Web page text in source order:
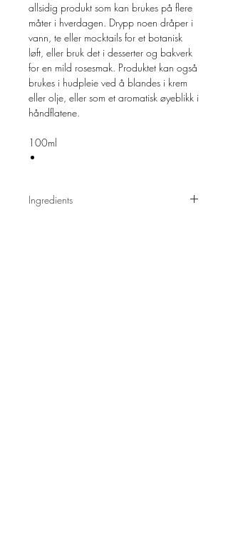
allsidig produkt som kan brukes på flere
måter i hverdagen. Drypp noen dråper i
vann, te eller mocktails for et botanisk
løft, eller bruk det i desserter og bakverk
for en mild rosesmak. Produktet kan også
brukes i hudpleie ved å blandes i krem
eller olje, eller som et aromatisk øyeblikk i
håndflatene.
100ml
Ingredients